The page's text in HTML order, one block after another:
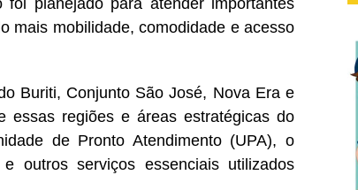
mais mobilidade, comodidade e acesso
Buriti, Conjunto São José, Nova Era e
essas regiões e áreas estratégicas do
de Pronto Atendimento (UPA), o
outros serviços essenciais utilizados